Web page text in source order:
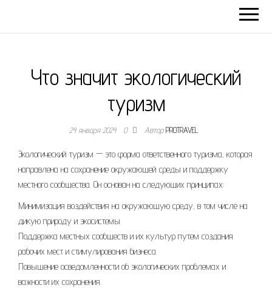
Что значит экологический
туризм
24 января 2024 0 АвторPROTRAVEL
Экологический туризм — это форма ответственного туризма, которая
направлена на сохранение окружающей среды и поддержку
местного сообщества. Он основан на следующих принципах:
Минимизация воздействия на окружающую среду, в том числе на
дикую природу и экосистемы.
Поддержка местных сообществ и их культур путем создания
рабочих мест и стимулирования бизнеса.
Повышение осведомленности об экологических проблемах и
важности их сохранения.